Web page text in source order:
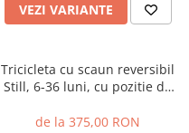
VEZI VARIANTE
Tricicleta cu scaun reversibil
Still, 6-36 luni, cu pozitie de
plina
de la 375,00 RON